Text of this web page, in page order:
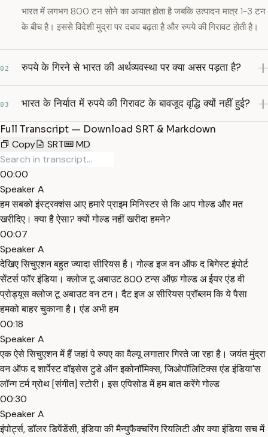
भारत में लगभग 800 टन सोने का आयात होता है जबकि उत्पादन मात्र 1-3 टन
के बीच है। इससे विदेशी मुद्रा पर दबाव बढ़ता है और रुपये की गिरावट होती है।
02 रुपये के गिरने से भारत की अर्थव्यवस्था पर क्या असर पड़ता है?
03 भारत के निर्यात में रुपये की गिरावट के बावजूद वृद्धि क्यों नहीं हुई?
Full Transcript — Download SRT & Markdown
Copy
SRT MD
00:00
Speaker A
हम सबको इंस्ट्रक्शंस आए हमारे प्राइम मिनिस्टर से कि आप गोल्ड और मत
खरीदिए। क्या है ऐसा? क्यों गोल्ड नहीं खरीदा हमने?
00:07
Speaker A
देखिए सिचुएशन बहुत ज्यादा सीरियस है। गोल्ड इज वन ऑफ द बिगेस्ट इंपोर्ट
सेंटर्स फॉर इंडिया। क्लोज टू अबाउट 800 टन्स ऑफ़ गोल्ड अ ईयर एंड वी
प्रोड्यूस क्लोज टू अबाउट वन टन। दैट इज अ सीरियस प्रॉब्लम कि ये पैसा
हमको बाहर चुकाना है। एंड अभी हम
00:18
Speaker A
एक ऐसे सिचुएशन में हैं जहां पे रुपए का वैल्यू लगातार गिरते जा रहा है। जयंत मुंद्रा
वन ऑफ द शार्पेस्ट वॉइसेस टुडे ऑन इकोनॉमिक्स, जिओपॉलिटिक्स एंड इंडिया'स
लॉन्ग टर्म ग्रोथ [संगीत] स्टोरी। इस एपिसोड में हम बात करेंगे गोल्ड
00:30
Speaker A
इंपोर्ट्स, डॉलर डिपेंडेंसी, इंडिया की मैन्युफैक्चरिंग रियलिटी और क्या इंडिया सच में